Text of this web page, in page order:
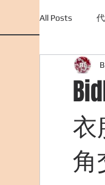
All Posts
外國購物
美食團購
衣
角